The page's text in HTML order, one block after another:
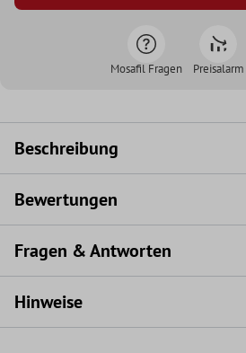
Mosafil Fragen Preisalarm
Beschreibung
Bewertungen
Fragen & Antworten
Hinweise